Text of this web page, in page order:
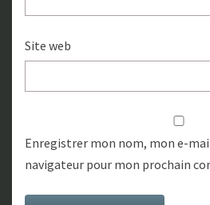
Site web
Enregistrer mon nom, mon e-
navigateur pour mon prochain